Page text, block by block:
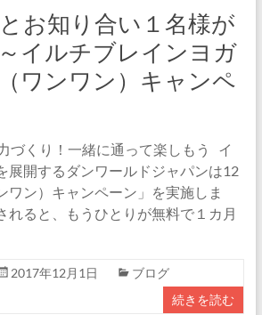
お知り合い１名様が
イルチブレインヨガ
ワンワン）キャンペ
づくり！一緒に通って楽しもう イ
展開するダンワールドジャパンは12
ワン）キャンペーン」を実施しま
れると、もうひとりが無料で１カ月
2017年12月1日
ブログ
続きを読む